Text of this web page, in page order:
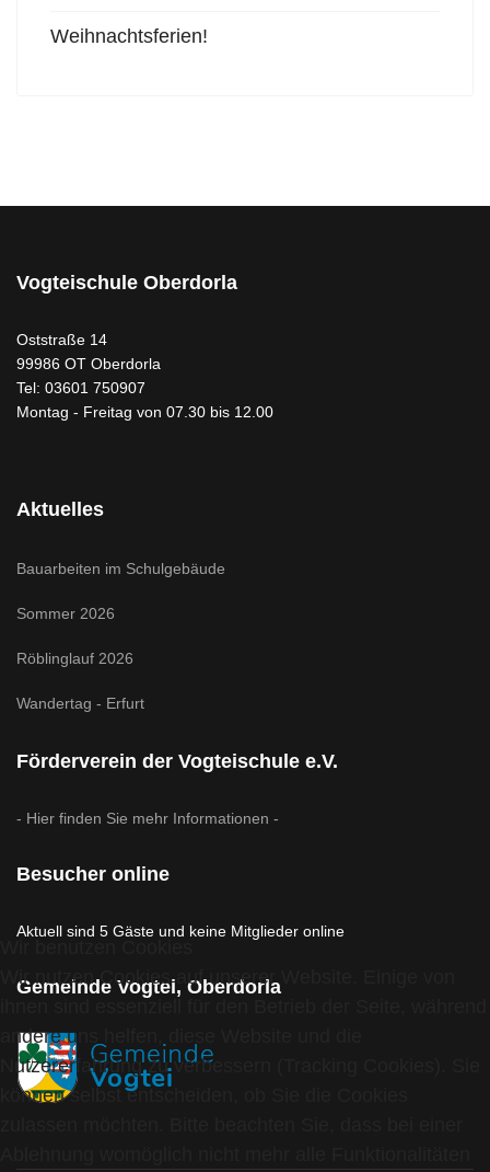
Weihnachtsferien!
Vogteischule Oberdorla
Oststraße 14
99986 OT Oberdorla
Tel: 03601 750907
Montag - Freitag von 07.30 bis 12.00
Aktuelles
Bauarbeiten im Schulgebäude
Sommer 2026
Röblinglauf 2026
Wandertag - Erfurt
Förderverein der Vogteischule e.V.
- Hier finden Sie mehr Informationen -
Besucher online
Aktuell sind 5 Gäste und keine Mitglieder online
Gemeinde Vogtei, Oberdorla
Wir nutzen Cookies auf unserer Website. Einige von
andere uns helfen, diese Website und die
Nutzererfahrung zu verbessern (Tracking Cookies). Sie
können selbst entscheiden, ob Sie die Cookies